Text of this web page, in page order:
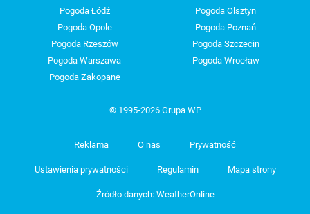
Pogoda Łódź
Pogoda Olsztyn
Pogoda Opole
Pogoda Poznań
Pogoda Rzeszów
Pogoda Szczecin
Pogoda Warszawa
Pogoda Wrocław
Pogoda Zakopane
© 1995-2026 Grupa WP
Reklama O nas Prywatność
Ustawienia prywatności Regulamin Mapa strony
Źródło danych: WeatherOnline